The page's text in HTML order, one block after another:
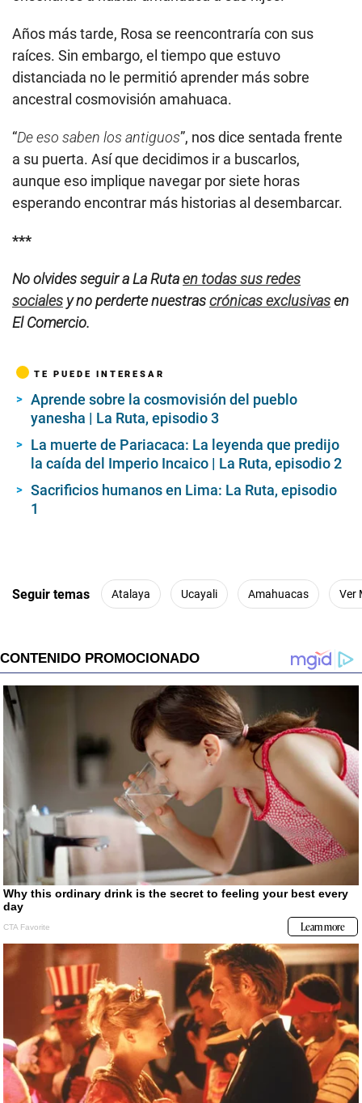
Años más tarde, Rosa se reencontraría con sus
raíces. Sin embargo, el tiempo que estuvo
distanciada no le permitió aprender más sobre
ancestral cosmovisión amahuaca.
“De eso saben los antiguos”, nos dice sentada frente
a su puerta. Así que decidimos ir a buscarlos,
aunque eso implique navegar por siete horas
esperando encontrar más historias al desembarcar.
***
No olvides seguir a La Rutaen todas sus redes
sociales y no perderte nuestrascrónicas exclusivasen
El Comercio.
TE PUEDE INTERESAR
Aprende sobre la cosmovisión del pueblo
yanesha | La Ruta, episodio 3
La muerte de Pariacaca: La leyenda que predijo
la caída del Imperio Incaico | La Ruta, episodio 2
Sacrificios humanos en Lima: La Ruta, episodio
1
Seguir temas Atalaya Ucayali Amahuacas Ver